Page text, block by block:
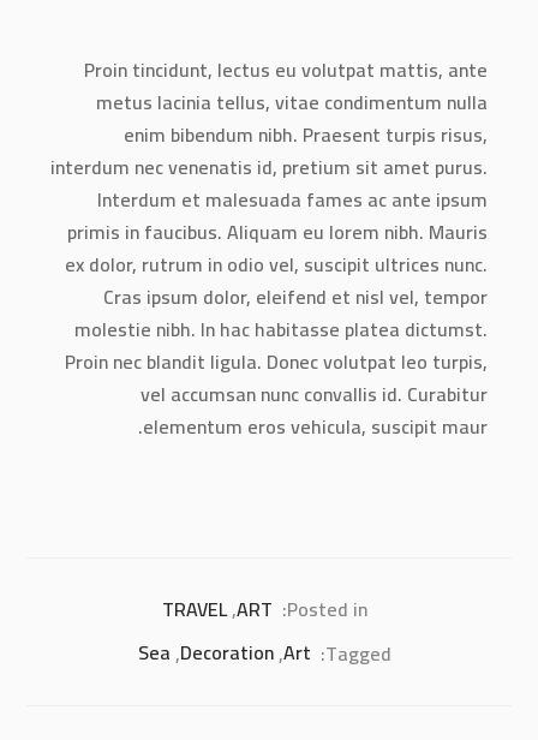
Proin tincidunt, lectus eu volutpat mattis, ante
metus lacinia tellus, vitae condimentum nulla
enim bibendum nibh. Praesent turpis risus,
interdum nec venenatis id, pretium sit amet purus.
Interdum et malesuada fames ac ante ipsum
primis in faucibus. Aliquam eu lorem nibh. Mauris
ex dolor, rutrum in odio vel, suscipit ultrices nunc.
Cras ipsum dolor, eleifend et nisl vel, tempor
molestie nibh. In hac habitasse platea dictumst.
Proin nec blandit ligula. Donec volutpat leo turpis,
vel accumsan nunc convallis id. Curabitur
elementum eros vehicula, suscipit maur.
Posted in:
ART
,
TRAVEL
Tagged:
Art
,
Decoration
,
Sea